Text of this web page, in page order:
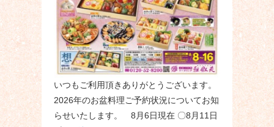
いつもご利用頂きありがとうございます。
2026年のお盆料理ご予約状況についてお知
らせいたします。 8月6日現在 〇8月11日